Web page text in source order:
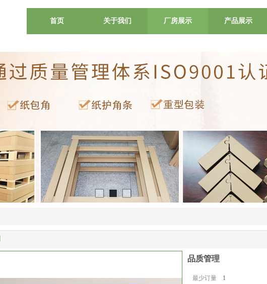
首页 关于我们 厂房展示 产品展示
品质管理
最少订量
1